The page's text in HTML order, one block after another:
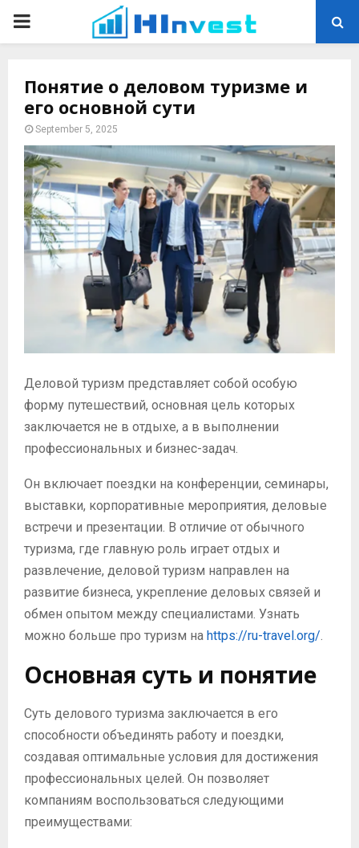
PRIMARY
Понятие о деловом туризме и
его основной сути
September 5, 2025
Деловой туризм представляет собой особую
форму путешествий, основная цель которых
заключается не в отдыхе, а в выполнении
профессиональных и бизнес-задач.
Он включает поездки на конференции, семинары,
выставки, корпоративные мероприятия, деловые
встречи и презентации. В отличие от обычного
туризма, где главную роль играет отдых и
развлечение, деловой туризм направлен на
развитие бизнеса, укрепление деловых связей и
обмен опытом между специалистами. Узнать
можно больше про туризм на https://ru-travel.org/
Основная суть и понятие
Суть делового туризма заключается в его
способности объединять работу и поездки,
создавая оптимальные условия для достижения
профессиональных целей. Он позволяет
компаниям воспользоваться следующими
преимуществами: